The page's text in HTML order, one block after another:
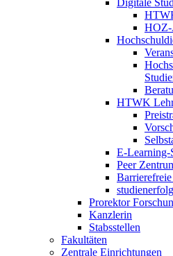
HTWK
E-Learning-
Peer
Prorektor
Kanzlerin
Stabsstellen
Fakultäten
Zentrale Einrichtungen